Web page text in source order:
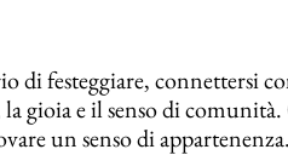
di festeggiare, connettersi
gioia e il senso di
un senso di appartenenza.